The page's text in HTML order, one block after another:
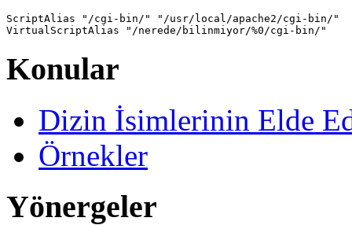
ScriptAlias "/cgi-bin/" "/usr/local/apache2/cgi-bin/"
VirtualScriptAlias "/nerede/bilinmiyor/%0/cgi-bin/"
Konular
Dizin İsimlerinin Elde
Örnekler
Yönergeler